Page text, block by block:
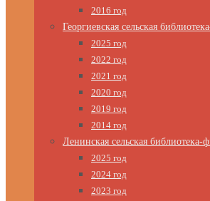
2016 год
Георгиевская сельская
2025 год
2022 год
2021 год
2020 год
2019 год
2014 год
Ленинская сельская библиотека-
2025 год
2024 год
2023 год